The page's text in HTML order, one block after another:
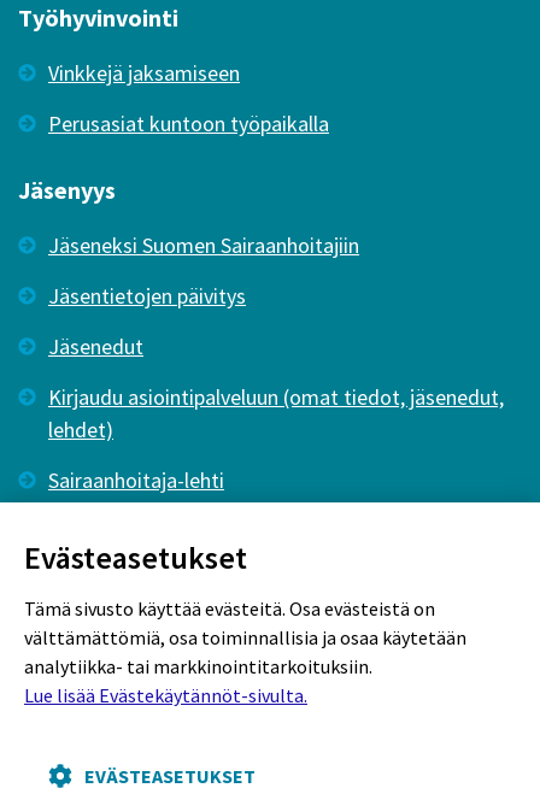
Työhyvinvointi
Vinkkejä jaksamiseen
Perusasiat kuntoon työpaikalla
Jäsenyys
Jäseneksi Suomen Sairaanhoitajiin
Jäsentietojen päivitys
Jäsenedut
Kirjaudu asiointipalveluun (omat tiedot, jäsenedut,
lehdet)
Sairaanhoitaja-lehti
Rekisteriseloste
Evästekäytännöt
Evästeasetukset
Tämä sivusto käyttää evästeitä. Osa evästeistä on
välttämättömiä, osa toiminnallisia ja osaa käytetään
analytiikka- tai markkinointitarkoituksiin.
Lue lisää Evästekäytännöt-sivulta.
EVÄSTEASETUKSET